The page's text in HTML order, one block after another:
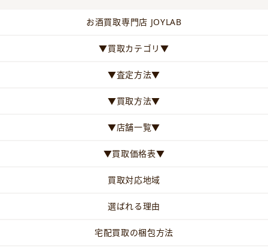
お酒買取専門店 JOYLAB
▼買取カテゴリ▼
▼査定方法▼
▼買取方法▼
▼店舗一覧▼
▼買取価格表▼
買取対応地域
選ばれる理由
宅配買取の梱包方法